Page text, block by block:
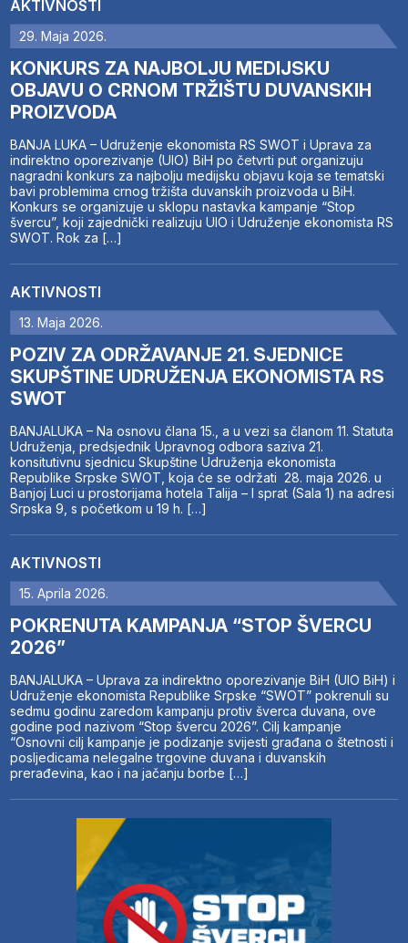
AKTIVNOSTI
29. Maja 2026.
KONKURS ZA NAJBOLJU MEDIJSKU
OBJAVU O CRNOM TRŽIŠTU DUVANSKIH
PROIZVODA
BANJA LUKA – Udruženje ekonomista RS SWOT i Uprava za
indirektno oporezivanje (UIO) BiH po četvrti put organizuju
nagradni konkurs za najbolju medijsku objavu koja se tematski
bavi problemima crnog tržišta duvanskih proizvoda u BiH.
Konkurs se organizuje u sklopu nastavka kampanje “Stop
švercu”, koji zajednički realizuju UIO i Udruženje ekonomista RS
SWOT. Rok za […]
AKTIVNOSTI
13. Maja 2026.
POZIV ZA ODRŽAVANJE 21. SJEDNICE
SKUPŠTINE UDRUŽENJA EKONOMISTA RS
SWOT
BANJALUKA – Na osnovu člana 15., a u vezi sa članom 11. Statuta
Udruženja, predsjednik Upravnog odbora saziva 21.
konsitutivnu sjednicu Skupštine Udruženja ekonomista
Republike Srpske SWOT, koja će se održati 28. maja 2026. u
Banjoj Luci u prostorijama hotela Talija – I sprat (Sala 1) na adresi
Srpska 9, s početkom u 19 h. […]
AKTIVNOSTI
15. Aprila 2026.
POKRENUTA KAMPANJA “STOP ŠVERCU
2026”
BANJALUKA – Uprava za indirektno oporezivanje BiH (UIO BiH) i
Udruženje ekonomista Republike Srpske “SWOT” pokrenuli su
sedmu godinu zaredom kampanju protiv šverca duvana, ove
godine pod nazivom “Stop švercu 2026”. Cilj kampanje
“Osnovni cilj kampanje je podizanje svijesti građana o štetnosti i
posljedicama nelegalne trgovine duvana i duvanskih
prerađevina, kao i na jačanju borbe […]